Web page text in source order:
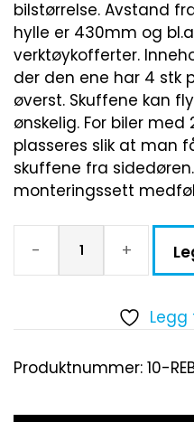
bilstørrelse. Avstand
hylle er 430mm og
verktøykofferter.
der den ene har 4 stk
øverst. Skuffene kan
ønskelig. For biler
plasseres slik at man
skuffene fra
monteringssett
- +
Legg
Produktnummer: 10-